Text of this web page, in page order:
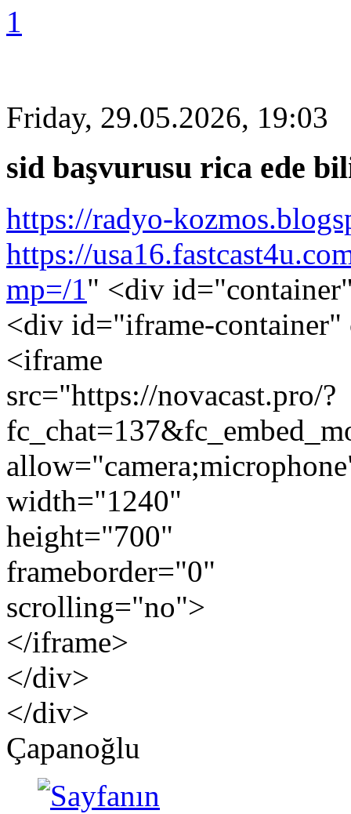
1
Friday, 29.05.2026, 19:03
sid başvurusu rica ede
https://radyo-
https://
mp=/1" <div
<div id="iframe-
<iframe
src="https://novacast.pro/?
width="1240"
height="700"
frameborder="0"
scrolling="no">
</iframe>
</div>
</div>
Çapanoğlu